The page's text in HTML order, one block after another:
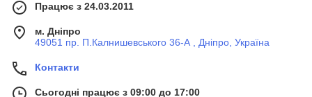
Працює з 24.03.2011
м. Дніпро
49051 пр. П.Калнишевського 36-А , Дніпро, Україна
Контакти
Сьогодні працює з 09:00 до 17:00